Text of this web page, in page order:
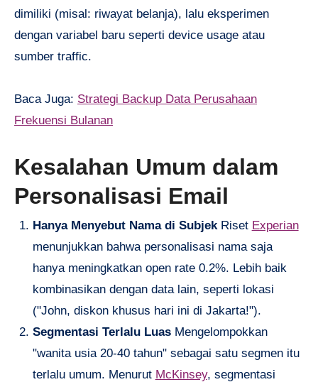
dimiliki (misal: riwayat belanja), lalu eksperimen
dengan variabel baru seperti device usage atau
sumber traffic.
Baca Juga: Strategi Backup Data Perusahaan
Frekuensi Bulanan
Kesalahan Umum dalam
Personalisasi Email
Hanya Menyebut Nama di SubjekRiset Experian
menunjukkan bahwa personalisasi nama saja
hanya meningkatkan open rate 0.2%. Lebih baik
kombinasikan dengan data lain, seperti lokasi
("John, diskon khusus hari ini di Jakarta!").
Segmentasi Terlalu LuasMengelompokkan
"wanita usia 20-40 tahun" sebagai satu segmen itu
terlalu umum. Menurut McKinsey, segmentasi